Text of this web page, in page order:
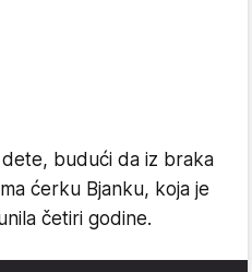
budući da iz braka
ćerku Bjanku, koja je
četiri godine.